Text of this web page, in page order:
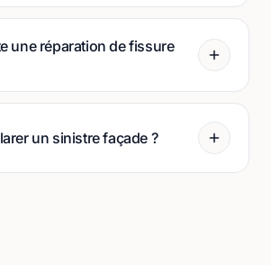
une réparation de fissure
un sinistre façade ?